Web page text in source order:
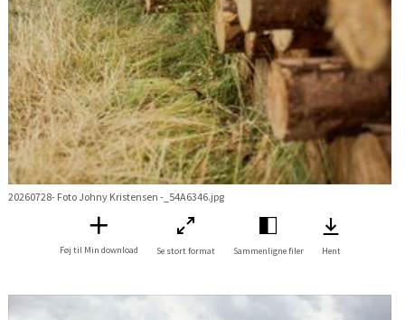
20260728- Foto Johny Kristensen -_54A6346.jpg
Føj til Min download Se stort format Sammenligne filer Hent